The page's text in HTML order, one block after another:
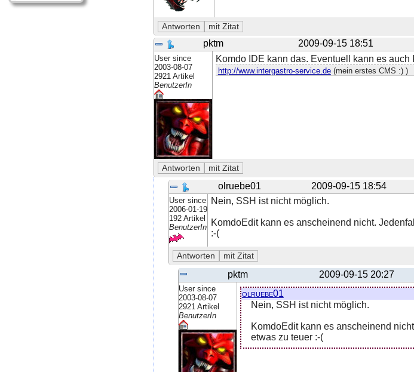
pktm 2009-09-15 18:51
User since
2003-08-07
2921 Artikel
BenutzerIn
Komdo IDE kann das. Eventuell kann es
http://www.intergastro-service.de(mein erstes CMS :) )
olruebe01 2009-09-15 18:54
User since
2006-01-19
192 Artikel
BenutzerIn
Nein, SSH ist nicht möglich.
KomdoEdit kann es anscheinend nicht.
:-(
pktm 2009-09-15 20:27
User since
2003-08-07
2921 Artikel
BenutzerIn
olruebe01
Nein, SSH ist nicht möglich.
KomdoEdit kann es anscheinend
etwas zu teuer :-(